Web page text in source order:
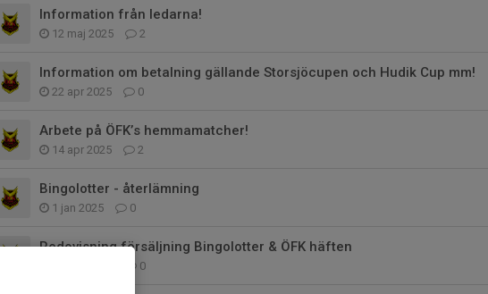
Information från ledarna!
12 maj 2025 2
Information om betalning gällande Storsjöcupen och Hudik Cup mm!
22 apr 2025 0
Arbete på ÖFK’s hemmamatcher!
14 apr 2025 2
Bingolotter - återlämning
1 jan 2025 0
Redovisning försäljning Bingolotter & ÖFK häften
0